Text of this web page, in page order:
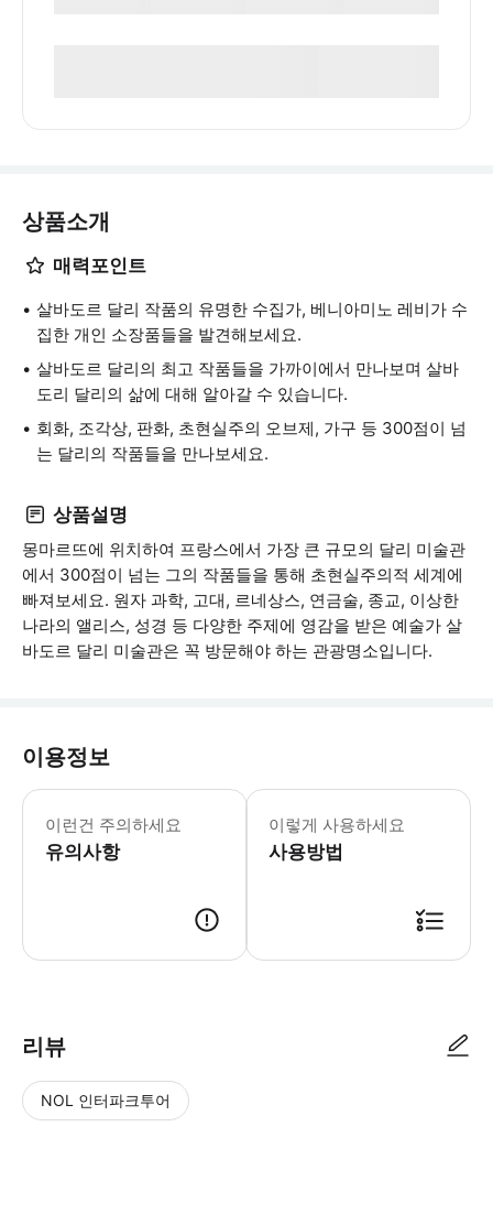
상품소개
매력포인트
살바도르 달리 작품의 유명한 수집가, 베니아미노 레비가 수
집한 개인 소장품들을 발견해보세요.
살바도르 달리의 최고 작품들을 가까이에서 만나보며 살바
도리 달리의 삶에 대해 알아갈 수 있습니다.
회화, 조각상, 판화, 초현실주의 오브제, 가구 등 300점이 넘
는 달리의 작품들을 만나보세요.
상품설명
몽마르뜨에 위치하여 프랑스에서 가장 큰 규모의 달리 미술관
에서 300점이 넘는 그의 작품들을 통해 초현실주의적 세계에
빠져보세요. 원자 과학, 고대, 르네상스, 연금술, 종교, 이상한
나라의 앨리스, 성경 등 다양한 주제에 영감을 받은 예술가 살
바도르 달리 미술관은 꼭 방문해야 하는 관광명소입니다.
이용정보
이런건 주의하세요
유의사항
필수 안내 -입장 10분 전 도착해야 합
이렇게 사용하세요
사용방법
리뷰
NOL 인터파크투어